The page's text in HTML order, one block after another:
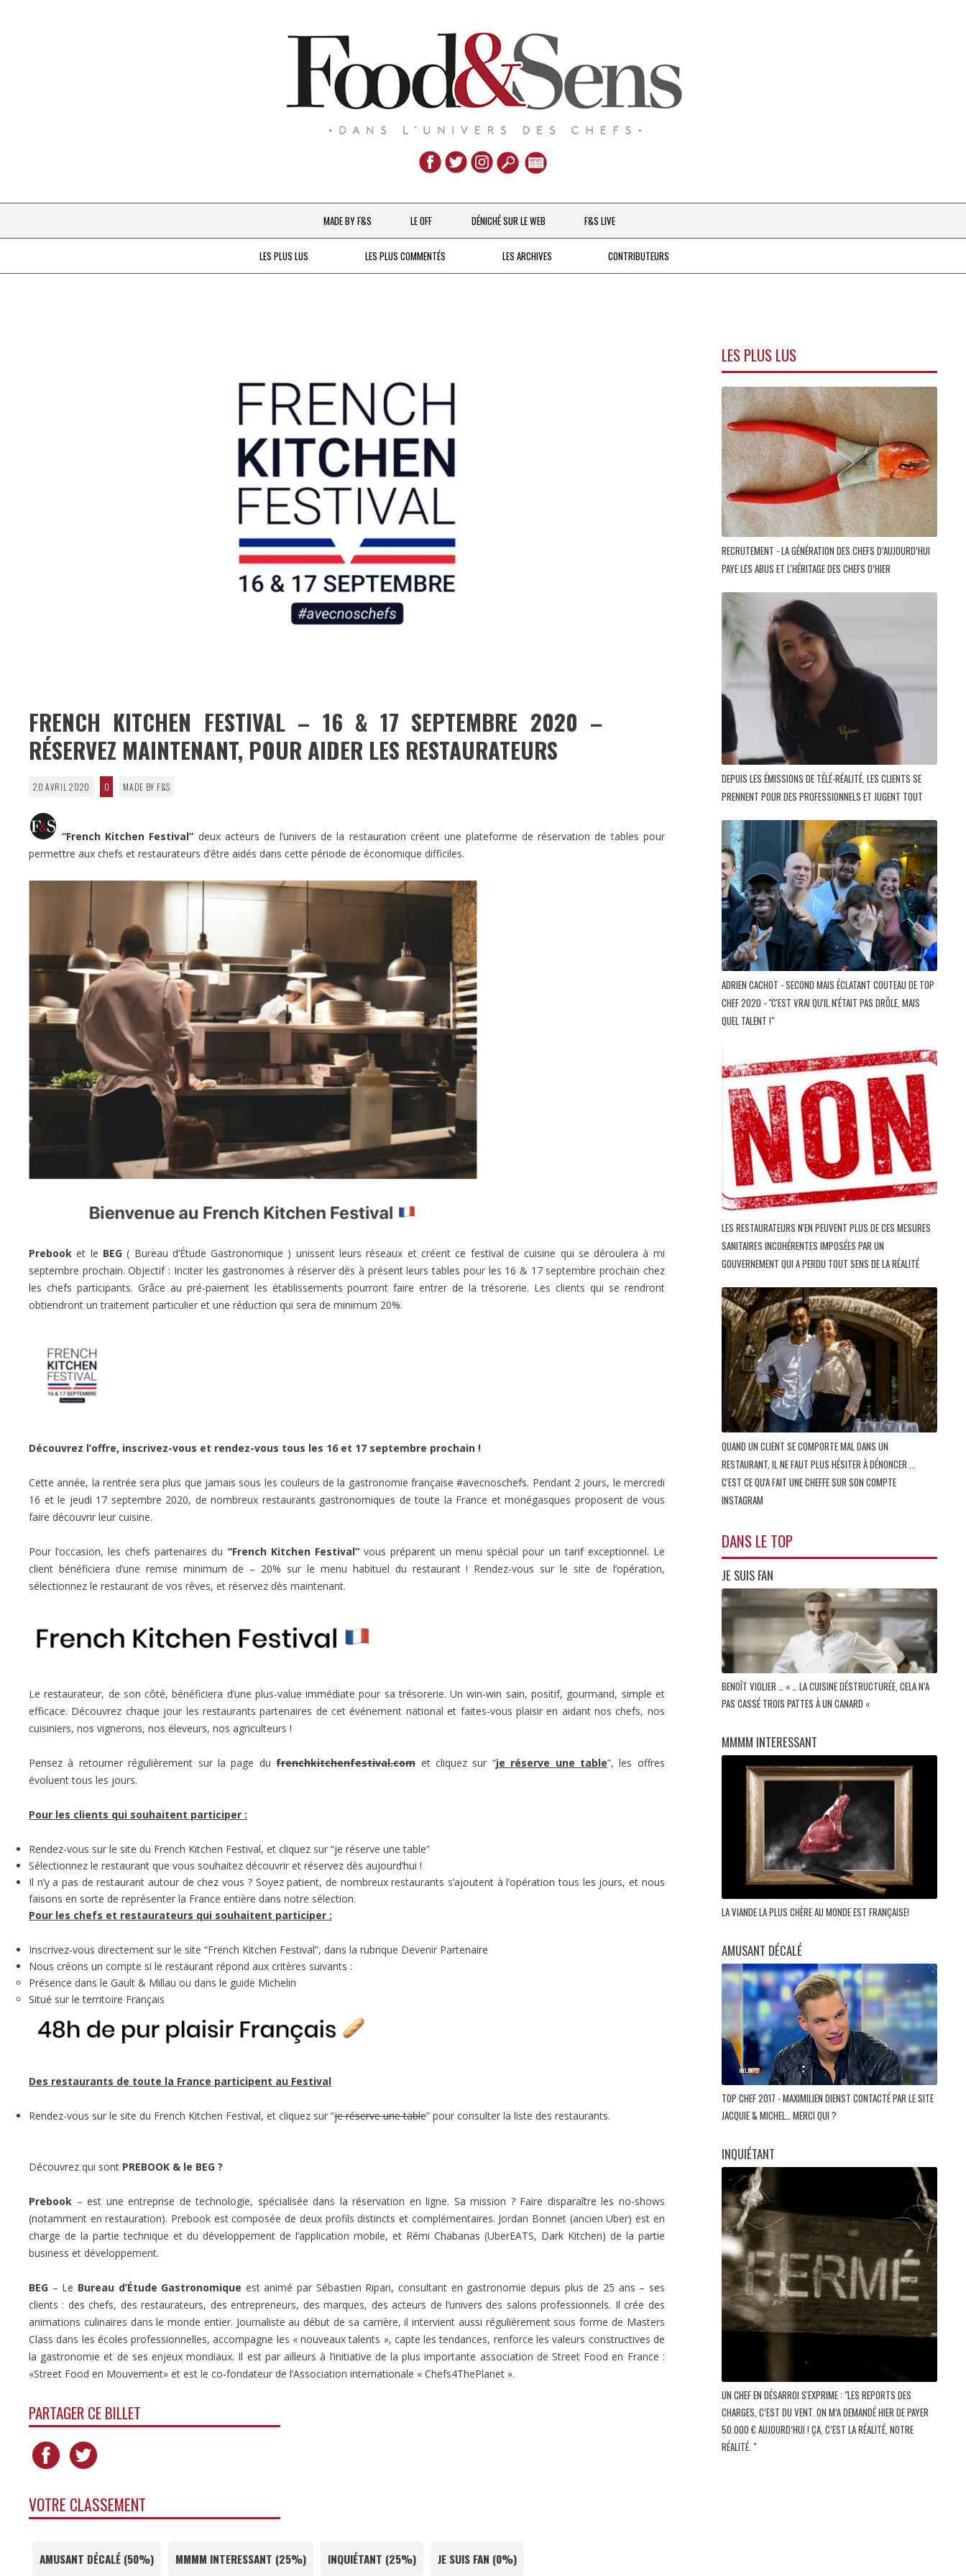
Aller
au
contenu
MADE BY F&S
CHEFS & ACTUALITÉS
LE OFF DÉNICHÉ SUR LE WEB F&S LIVE
LES PLUS LUS LES PLUS COMMENTÉS LES ARCHIVES CONTRIBUTEURS
FRENCH KITCHEN FESTIVAL – 16 & 17 SEPTEMBRE 2020 –
RÉSERVEZ MAINTENANT, POUR AIDER LES RESTAURATEURS
20 AVRIL 2020 0 MADE BY F&S
“French Kitchen Festival” deux acteurs de l’univers de la restauration créent une plateforme de réservation de tables pour
permettre aux chefs et restaurateurs d’être aidés dans cette période de économique difficiles.
Prebook et le BEG( Bureau d’Étude Gastronomique ) unissent leurs réseaux et créent ce festival de cuisine qui se déroulera à mi
septembre prochain. Objectif : Inciter les gastronomes à réserver dès à présent leurs tables pour les 16 & 17 septembre prochain chez
les chefs participants. Grâce au pré-paiement les établissements pourront faire entrer de la trésorerie. Les clients qui se rendront
obtiendront un traitement particulier et une réduction qui sera de minimum 20%.
Découvrez l’offre, inscrivez-vous et rendez-vous tous les 16 et 17 septembre prochain !
Cette année, la rentrée sera plus que jamais sous les couleurs de la gastronomie française #avecnoschefs. Pendant 2 jours, le mercredi
16 et le jeudi 17 septembre 2020, de nombreux restaurants gastronomiques de toute la France et monégasques proposent de vous
faire découvrir leur cuisine.
Pour l’occasion, les chefs partenaires du “French Kitchen Festival”vous préparent un menu spécial pour un tarif exceptionnel. Le
client bénéficiera d’une remise minimum de – 20% sur le menu habituel du restaurant ! Rendez-vous sur le site de l’opération,
sélectionnez le restaurant de vos rêves, et réservez dès maintenant.
Le restaurateur, de son côté, bénéficiera d’une plus-value immédiate pour sa trésorerie. Un win-win sain, positif, gourmand, simple et
efficace. Découvrez chaque jour les restaurants partenaires de cet événement national et faites-vous plaisir en aidant nos chefs, nos
cuisiniers, nos vignerons, nos éleveurs, nos agriculteurs !
Pensez à retourner régulièrement sur la page du frenchkitchenfestival.com et cliquez sur “je réserve une table”, les offres
évoluent tous les jours.
Pour les clients qui souhaitent participer :
Rendez-vous sur le site du French Kitchen Festival, et cliquez sur “je réserve une table”
Sélectionnez le restaurant que vous souhaitez découvrir et réservez dès aujourd’hui !
Il n’y a pas de restaurant autour de chez vous ? Soyez patient, de nombreux restaurants s’ajoutent à l’opération tous les jours, et nous
faisons en sorte de représenter la France entière dans notre sélection.
Pour les chefs et restaurateurs qui souhaitent participer :
Inscrivez-vous directement sur le site “French Kitchen Festival”, dans la rubrique Devenir Partenaire
Nous créons un compte si le restaurant répond aux critères suivants :
Présence dans le Gault & Millau ou dans le guide Michelin
Situé sur le territoire Français
Des restaurants de toute la France participent au Festival
Rendez-vous sur le site du French Kitchen Festival, et cliquez sur “je réserve une table” pour consulter la liste des restaurants.
Découvrez qui sont PREBOOK & le BEG ?
Prebook – est une entreprise de technologie, spécialisée dans la réservation en ligne. Sa mission ? Faire disparaître les no-shows
(notamment en restauration). Prebook est composée de deux profils distincts et complémentaires. Jordan Bonnet (ancien Uber) est en
charge de la partie technique et du développement de l’application mobile, et Rémi Chabanas (UberEATS, Dark Kitchen) de la partie
business et développement.
BEG – Le Bureau d’Étude Gastronomique est animé par Sébastien Ripari, consultant en gastronomie depuis plus de 25 ans – ses
clients : des chefs, des restaurateurs, des entrepreneurs, des marques, des acteurs de l’univers des salons professionnels. Il crée des
animations culinaires dans le monde entier. Journaliste au début de sa carrière, il intervient aussi régulièrement sous forme de Masters
Class dans les écoles professionnelles, accompagne les « nouveaux talents », capte les tendances, renforce les valeurs constructives de
la gastronomie et de ses enjeux mondiaux. Il est par ailleurs à l’initiative de la plus importante association de Street Food en France :
«Street Food en Mouvement» et est le co-fondateur de l’Association internationale « Chefs4ThePlanet ».
PARTAGER CE BILLET
VOTRE CLASSEMENT
AMUSANT DÉCALÉ (50%) MMMM INTERESSANT (25%) INQUIÉTANT (25%) JE SUIS FAN (0%)
LES PLUS LUS
RECRUTEMENT - LA GÉNÉRATION DES CHEFS D’AUJOURD’HUI
PAYE LES ABUS ET L'HÉRITAGE DES CHEFS D’HIER
DEPUIS LES ÉMISSIONS DE TÉLÉ-RÉALITÉ, LES CLIENTS SE
PRENNENT POUR DES PROFESSIONNELS ET JUGENT TOUT
ADRIEN CACHOT - SECOND MAIS ÉCLATANT COUTEAU DE TOP
CHEF 2020 - "C'EST VRAI QU'IL N'ÉTAIT PAS DRÔLE, MAIS
QUEL TALENT !"
LES RESTAURATEURS N'EN PEUVENT PLUS DE CES MESURES
SANITAIRES INCOHÉRENTES IMPOSÉES PAR UN
GOUVERNEMENT QUI A PERDU TOUT SENS DE LA RÉALITÉ
QUAND UN CLIENT SE COMPORTE MAL DANS UN
RESTAURANT, IL NE FAUT PLUS HÉSITER À DÉNONCER ...
C'EST CE QU'A FAIT UNE CHEFFE SUR SON COMPTE
INSTAGRAM
DANS LE TOP
JE SUIS FAN
BENOÎT VIOLIER … « … LA CUISINE DÉSTRUCTURÉE, CELA N’A
PAS CASSÉ TROIS PATTES À UN CANARD «
MMMM INTERESSANT
LA VIANDE LA PLUS CHÈRE AU MONDE EST FRANÇAISE!
AMUSANT DÉCALÉ
TOP CHEF 2017 - MAXIMILIEN DIENST CONTACTÉ PAR LE SITE
JACQUIE & MICHEL… MERCI QUI ?
INQUIÉTANT
UN CHEF EN DÉSARROI S'EXPRIME : "LES REPORTS DES
CHARGES, C’EST DU VENT. ON M’A DEMANDÉ HIER DE PAYER
50.000 € AUJOURD’HUI ! ÇA, C’EST LA RÉALITÉ, NOTRE
RÉALITÉ. "